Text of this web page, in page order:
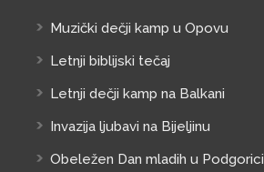
Muzički dečji kamp u Opovu
Letnji biblijski tečaj
Letnji dečji kamp na Balkani
Invazija ljubavi na Bijeljinu
Obeležen Dan mladih u Podgorici